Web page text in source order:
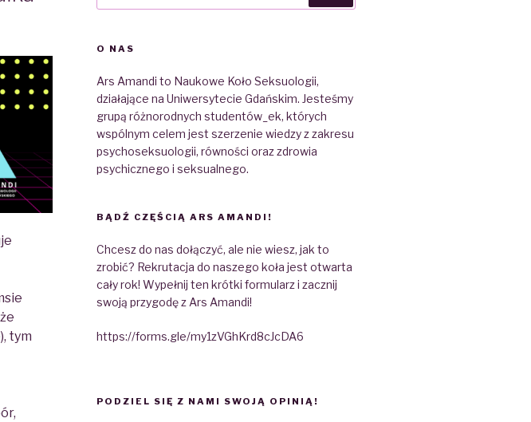
tym
O NAS
Ars Amandi to Naukowe Koło Seksuologii,
działające na Uniwersytecie Gdańskim. Jesteśmy
grupą różnorodnych studentów_ek, których
wspólnym celem jest szerzenie wiedzy z zakresu
psychoseksuologii, równości oraz zdrowia
psychicznego i seksualnego.
BĄDŹ CZĘŚCIĄ ARS AMANDI!
Chcesz do nas dołączyć, ale nie wiesz, jak to
zrobić? Rekrutacja do naszego koła jest otwarta
cały rok! Wypełnij ten krótki formularz i zacznij
swoją przygodę z Ars Amandi!
https://forms.gle/my1zVGhKrd8cJcDA6
PODZIEL SIĘ Z NAMI SWOJĄ OPINIĄ!